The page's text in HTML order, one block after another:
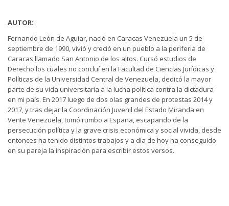
AUTOR:
Fernando León de Aguiar, nació en Caracas Venezuela un 5 de
septiembre de 1990, vivió y creció en un pueblo a la periferia de
Caracas llamado San Antonio de los altos. Cursó estudios de
Derecho los cuales no concluí en la Facultad de Ciencias Jurídicas y
Políticas de la Universidad Central de Venezuela, dedicó la mayor
parte de su vida universitaria a la lucha política contra la dictadura
en mi país. En 2017 luego de dos olas grandes de protestas 2014 y
2017, y tras dejar la Coordinación Juvenil del Estado Miranda en
Vente Venezuela, tomó rumbo a España, escapando de la
persecución política y la grave crisis económica y social vivida, desde
entonces ha tenido distintos trabajos y a día de hoy ha conseguido
en su pareja la inspiración para escribir estos versos.